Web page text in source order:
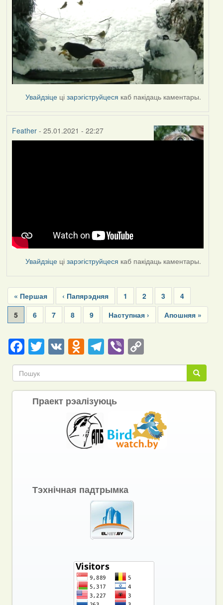
Увайдзіце цізарэгіструйцеся каб пакідаць каментары.
Feather- 25.01.2021 - 22:27
Увайдзіце цізарэгіструйцеся каб пакідаць каментары.
Pagination
First
page
« Першая
Previous
page
‹ Папярэдняя Page
1 Page
2 Page
3 Page
4
Current
page
5 Page
6 Page
7 Page
8 Page
9
Next
page
Наступная ›
Last
page
Апошняя »
Facebook
Twitter
VKOdnoklassniki
Telegram
ViberCopy
Link Пошук
Пошук
Праект рэалізуюць
Тэхнічная падтрымка